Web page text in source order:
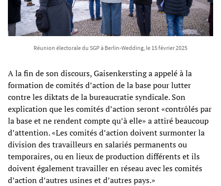
Réunion électorale du SGP à Berlin-Wedding, le 15 février 2025
A la fin de son discours, Gaisenkersting a appelé à la
formation de comités d’action de la base pour lutter
contre les diktats de la bureaucratie syndicale. Son
explication que les comités d’action seront «contrôlés par
la base et ne rendent compte qu’à elle» a attiré beaucoup
d’attention. «Les comités d’action doivent surmonter la
division des travailleurs en salariés permanents ou
temporaires, ou en lieux de production différents et ils
doivent également travailler en réseau avec les comités
d’action d’autres usines et d’autres pays.»